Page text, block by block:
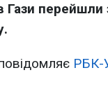
Гази перейшли
РБК-